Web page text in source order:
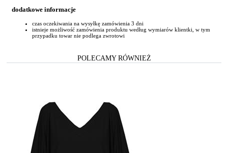
dodatkowe informacje
czas oczekiwania na wysyłkę zamówienia 3 dni
istnieje możliwość zamówienia produktu według wymiarów klientki, w tym
przypadku towar nie podlega zwrotowi
POLECAMY RÓWNIEŻ